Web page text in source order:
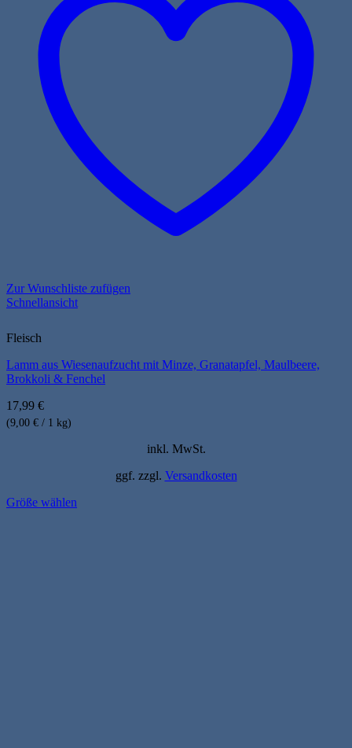
Zur Wunschliste zufügen
Schnellansicht
Fleisch
Lamm aus Wiesenaufzucht mit Minze, Granatapfel, Maulbeere,
Brokkoli & Fenchel
17,99 €
(9,00 € / 1 kg)
inkl. MwSt.
ggf. zzgl. Versandkosten
Größe wählen